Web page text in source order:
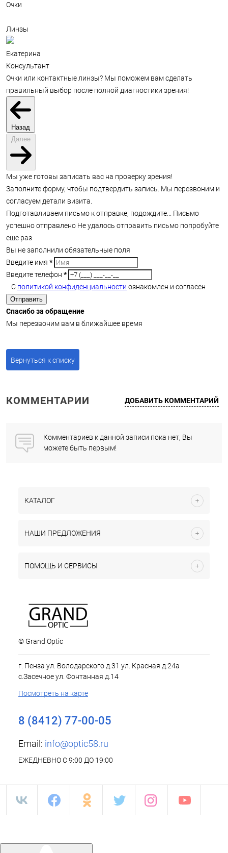
Очки
Линзы
Екатерина
Консультант
Очки или контактные линзы? Мы поможем вам сделать
правильный выбор после полной диагностики зрения!
Назад
Далее
Мы уже готовы записать вас на проверку зрения!
Заполните форму, чтобы подтвердить запись. Мы перезвоним и
согласуем детали визита.
Подготавливаем письмо к отправке, подождите...
Письмо
успешно отправлено Не удалось отправить письмо попробуйте
еще раз
Вы не заполнили обязательные поля
Введите имя *
Введите телефон *
С политикой конфиденциальности ознакомлен и согласен
Отправить
Спасибо за обращение
Мы перезвоним вам в ближайшее время
Вернуться к списку
КОММЕНТАРИИ ДОБАВИТЬ КОММЕНТАРИЙ
Комментариев к данной записи пока нет, Вы
можете быть первым!
КАТАЛОГ
НАШИ ПРЕДЛОЖЕНИЯ
ПОМОЩЬ И СЕРВИСЫ
© Grand Optic
г. Пенза ул. Володарского д.31 ул. Красная д.24а
с.Засечное ул. Фонтанная д.14
Посмотреть на карте
8 (8412) 77-00-05
Email: info@optic58.ru
ЕЖЕДНЕВНО С 9:00 ДО 19:00